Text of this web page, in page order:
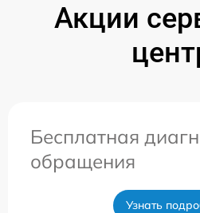
Акции
Бесплатная
обращения
Узнать